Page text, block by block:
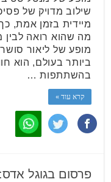
שילוב מדויק של
מיידית בזמן אמת,
מה שהוא רואה
מופע של ליאור
ביותר בעולם, הוא
בהשתתפות …
קרא עוד »
פרסום בגוגל